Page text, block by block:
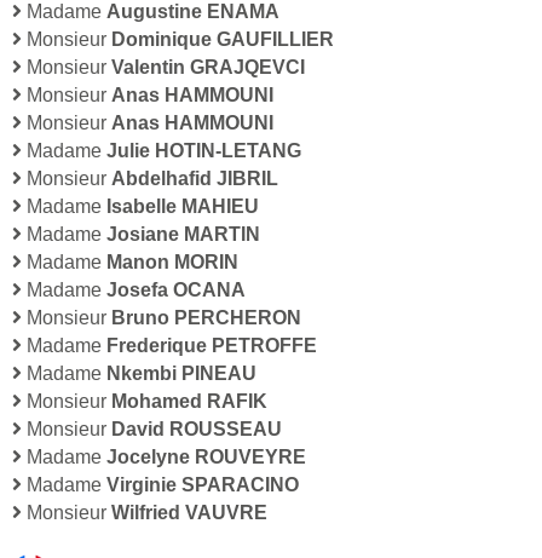
Madame Augustine ENAMA
Monsieur Dominique GAUFILLIER
Monsieur Valentin GRAJQEVCI
Monsieur Anas HAMMOUNI
Monsieur Anas HAMMOUNI
Madame Julie HOTIN-LETANG
Monsieur Abdelhafid JIBRIL
Madame Isabelle MAHIEU
Madame Josiane MARTIN
Madame Manon MORIN
Madame Josefa OCANA
Monsieur Bruno PERCHERON
Madame Frederique PETROFFE
Madame Nkembi PINEAU
Monsieur Mohamed RAFIK
Monsieur David ROUSSEAU
Madame Jocelyne ROUVEYRE
Madame Virginie SPARACINO
Monsieur Wilfried VAUVRE